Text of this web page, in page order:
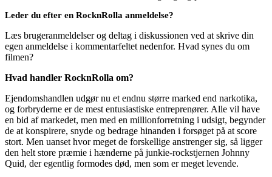
Leder du efter en RocknRolla anmeldelse?
Læs brugeranmeldelser og deltag i diskussionen ved at skrive din
egen anmeldelse i kommentarfeltet nedenfor. Hvad synes du om
filmen?
Hvad handler RocknRolla om?
Ejendomshandlen udgør nu et endnu større marked end narkotika,
og forbryderne er de mest entusiastiske entreprenører. Alle vil have
en bid af markedet, men med en millionforretning i udsigt, begynder
de at konspirere, snyde og bedrage hinanden i forsøget på at score
stort. Men uanset hvor meget de forskellige anstrenger sig, så ligger
den helt store præmie i hænderne på junkie-rockstjernen Johnny
Quid, der egentlig formodes død, men som er meget levende.